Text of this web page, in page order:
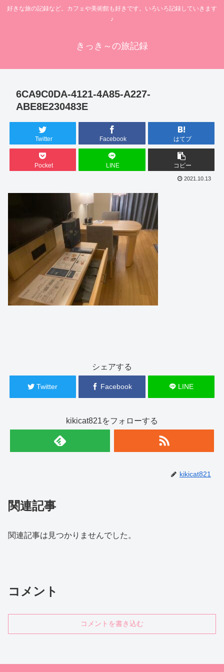
好きな旅の記録など。カフェや美術館も好きです。いろいろ記録していきます
♪
きっき～の旅記録
6CA9C0DA-4121-4A85-A227-
ABE8E230483E
Twitter Facebook はてブ
Pocket LINE コピー
2021.10.13
シェアする
Twitter Facebook LINE
kikicat821をフォローする
kikicat821
関連記事
関連記事は見つかりませんでした。
コメント
コメントを書き込む